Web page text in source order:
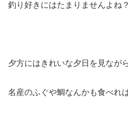
釣り好きにはたまりませんよね？
夕方にはきれいな夕日を見ながら
名産のふぐや鯛なんかも食べれ